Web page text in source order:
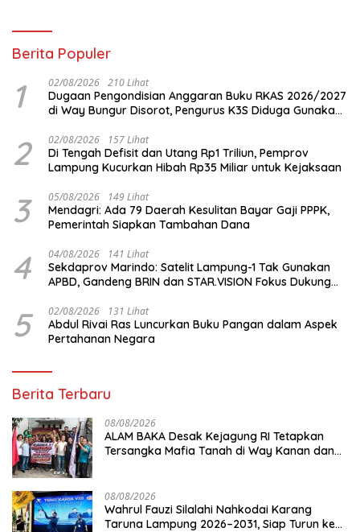
Berita Populer
1 02/08/2026 210 Lihat
Dugaan Pengondisian Anggaran Buku RKAS 2026/2027
di Way Bungur Disorot, Pengurus K3S Diduga Gunakan
2 02/08/2026 157 Lihat
Di Tengah Defisit dan Utang Rp1 Triliun, Pemprov
Lampung Kucurkan Hibah Rp35 Miliar untuk Kejaksaan
3 05/08/2026 149 Lihat
Mendagri: Ada 79 Daerah Kesulitan Bayar Gaji PPPK,
Pemerintah Siapkan Tambahan Dana
4 04/08/2026 141 Lihat
Sekdaprov Marindo: Satelit Lampung-1 Tak Gunakan
APBD, Gandeng BRIN dan STAR.VISION Fokus Dukung
5 02/08/2026 131 Lihat
Abdul Rivai Ras Luncurkan Buku Pangan dalam Aspek
Pertahanan Negara
Berita Terbaru
08/08/2026
ALAM BAKA Desak Kejagung RI Tetapkan
Tersangka Mafia Tanah di Way Kanan dan
08/08/2026
Wahrul Fauzi Silalahi Nahkodai Karang
Taruna Lampung 2026–2031, Siap Turun ke